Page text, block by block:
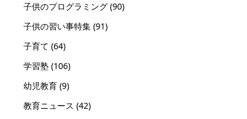
子供のプログラミング (90)
子供の習い事特集 (91)
子育て (64)
学習塾 (106)
幼児教育 (9)
教育ニュース (42)